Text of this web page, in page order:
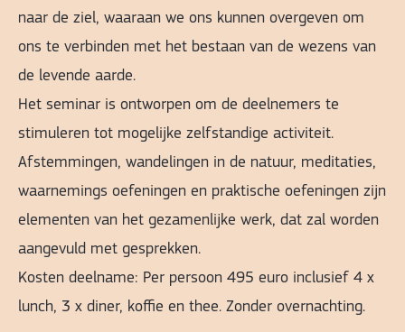
naar de ziel, waaraan we ons kunnen overgeven om
ons te verbinden met het bestaan van de wezens van
de levende aarde.
Het seminar is ontworpen om de deelnemers te
stimuleren tot mogelijke zelfstandige activiteit.
Afstemmingen, wandelingen in de natuur, meditaties,
waarnemings oefeningen en praktische oefeningen zijn
elementen van het gezamenlijke werk, dat zal worden
aangevuld met gesprekken.
Kosten deelname: Per persoon 495 euro inclusief 4 x
lunch, 3 x diner, koffie en thee. Zonder overnachting.